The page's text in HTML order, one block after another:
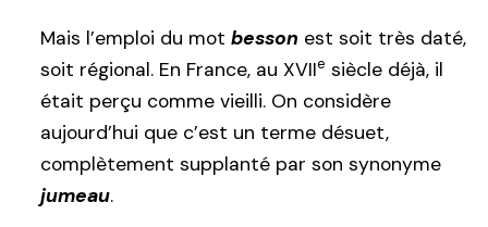
Mais l’emploi du mot besson est soit très daté,
soit régional. En France, au XVIIe siècle déjà, il
était perçu comme vieilli. On considère
aujourd’hui que c’est un terme désuet,
complètement supplanté par son synonyme
jumeau.